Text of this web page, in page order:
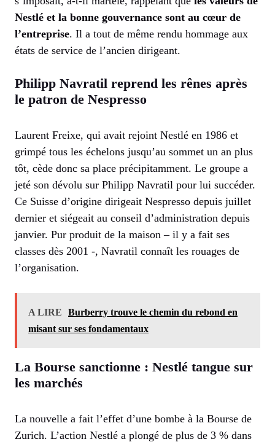
Nestlé et la bonne gouvernance sont au cœur de
l’entreprise. Il a tout de même rendu hommage aux
états de service de l’ancien dirigeant.
Philipp Navratil reprend les rênes après
le patron de Nespresso
Laurent Freixe, qui avait rejoint Nestlé en 1986 et
grimpé tous les échelons jusqu’au sommet un an plus
tôt, cède donc sa place précipitamment. Le groupe a
jeté son dévolu sur Philipp Navratil pour lui succéder.
Ce Suisse d’origine dirigeait Nespresso depuis juillet
dernier et siégeait au conseil d’administration depuis
janvier. Pur produit de la maison – il y a fait ses
classes dès 2001 -, Navratil connaît les rouages de
l’organisation.
A LIRE
Burberry trouve le chemin du rebond en
misant sur ses fondamentaux
La Bourse sanctionne : Nestlé tangue sur
les marchés
La nouvelle a fait l’effet d’une bombe à la Bourse de
Zurich. L’action Nestlé a plongé de plus de 3 % dans